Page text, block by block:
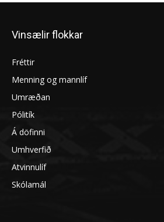
Vinsælir flokkar
Fréttir
Menning og mannlíf
Umræðan
Pólitík
Á döfinni
Umhverfið
Atvinnulíf
Skólamál